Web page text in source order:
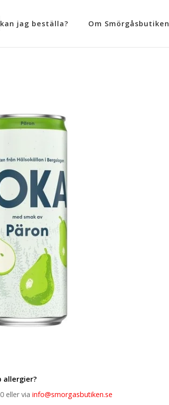
jag beställa? Om Smörgåsbutiken
allergier?
eller viainfo@smorgasbutiken.se